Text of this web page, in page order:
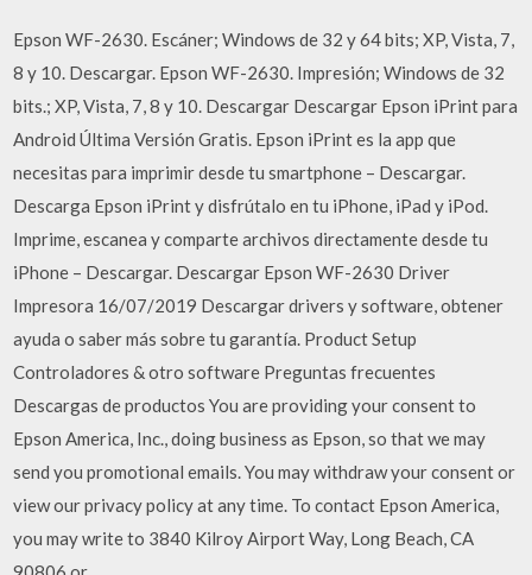
Epson WF-2630. Escáner; Windows de 32 y 64 bits; XP, Vista, 7,
8 y 10. Descargar. Epson WF-2630. Impresión; Windows de 32
bits.; XP, Vista, 7, 8 y 10. Descargar Descargar Epson iPrint para
Android Última Versión Gratis. Epson iPrint es la app que
necesitas para imprimir desde tu smartphone – Descargar.
Descarga Epson iPrint y disfrútalo en tu iPhone, iPad y iPod.
Imprime, escanea y comparte archivos directamente desde tu
iPhone – Descargar. Descargar Epson WF-2630 Driver
Impresora 16/07/2019 Descargar drivers y software, obtener
ayuda o saber más sobre tu garantía. Product Setup
Controladores & otro software Preguntas frecuentes
Descargas de productos You are providing your consent to
Epson America, Inc., doing business as Epson, so that we may
send you promotional emails. You may withdraw your consent or
view our privacy policy at any time. To contact Epson America,
you may write to 3840 Kilroy Airport Way, Long Beach, CA